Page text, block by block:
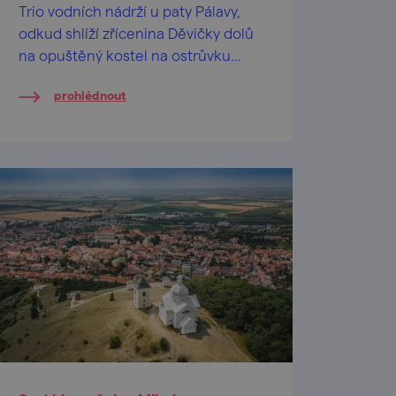
Trio vodních nádrží u paty Pálavy,
odkud shlíží zřícenina Děvičky dolů
na opuštěný kostel na ostrůvku
ultra.
prohlédnout